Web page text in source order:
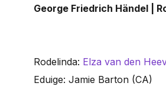
George Friedrich Händel |
Rodelinda: Elza van den
Eduige: Jamie Barton (CA)